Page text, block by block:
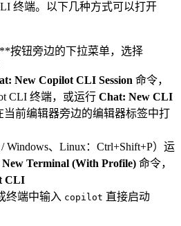
终端。以下几种方式可以打开
按钮旁边的下拉菜单，选择
New Copilot CLI Session 命令，
CLI 终端，或运行 Chat: New CLI
当前编辑器旁边的编辑器标签中打
、Linux：Ctrl+Shift+P）运
Terminal (With Profile) 命令，
CLI
终端中输入 copilot 直接启动